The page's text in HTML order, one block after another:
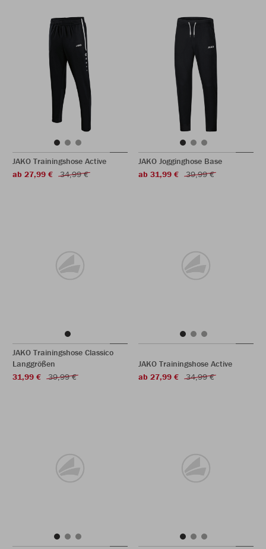
JAKO Trainingshose Active
ab 27,99 €
34,99 €
JAKO Jogginghose Base
ab 31,99 €
39,99 €
JAKO Trainingshose Classico
Langgrößen
31,99 €
39,99 €
JAKO Trainingshose Active
ab 27,99 €
34,99 €